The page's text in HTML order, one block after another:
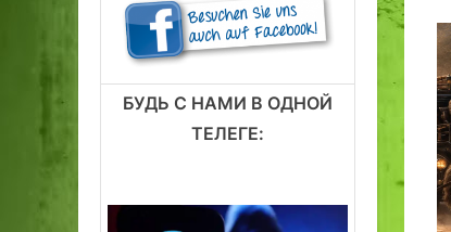
БУДЬ С НАМИ В ОДНОЙ
ТЕЛЕГЕ: